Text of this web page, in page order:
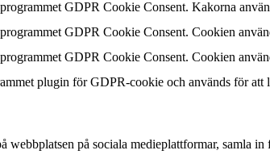
GDPR Cookie Consent. Kakorna
GDPR Cookie Consent. Cookien
GDPR Cookie Consent. Cookien
plugin för GDPR-cookie och används för
på sociala medieplattformar, samla in